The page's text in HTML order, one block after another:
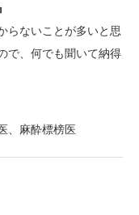
らないことが多いと思
で、何でも聞いて納得
、麻酔標榜医